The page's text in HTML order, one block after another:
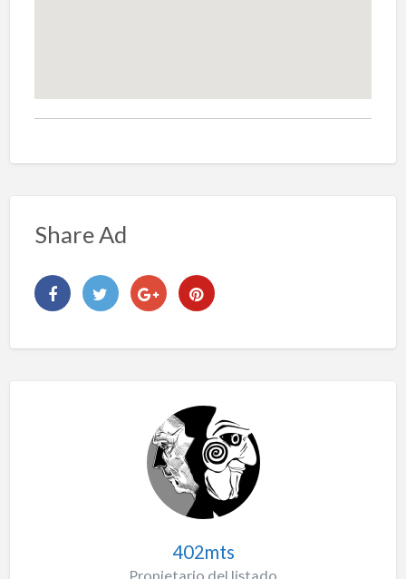
Share Ad
402mts
Propietario del listado